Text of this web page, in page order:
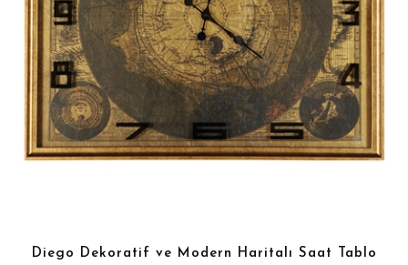
Diego Dekoratif ve Modern Haritalı Saat Tablo